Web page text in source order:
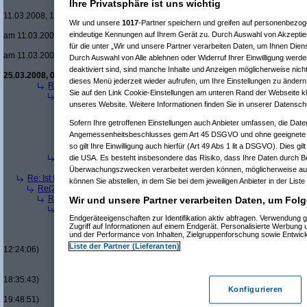
Re(14): Ist für mich ein Benzin- oder
11.03.2008, 18:35:20)
Re(15): Ist für mich ein Benzin-
am 11.03.2008, 18:36:08)
Re(16): Ist für mich ein Benzin-
am 11.03.2008, 18:37:51)
Re(10): Ist für mich ein Benzin- oder ein
25.03.2008, 02:11:58)
Re(3): Ist für mich ein Benzin- oder ein Dieselmotor geeigneter?(
Re(4): Ist für mich ein Benzin- oder ein Dieselmotor geeigneter?(
Re(5): Ist für mich ein Benzin- oder ein Dieselmotor geeigneter?
Re(7): Ist für mich ein Benzin- oder ein Dieselmotor
Re(6): Ist für mich ein Benzin- oder ein Dieselmotor
Re(7): Ist für mich ein Benzin- oder ein Dieselmotor
Re(4): Ist für mich ein Benzin- oder ein Dieselmotor geeigneter?(
Re(5): Ist für mich ein Benzin- oder ein Dieselmotor geeigneter?
Re: Ist für mich ein Benzin- oder ein Dieselmotor geeigneter?(Superfast
Re(2): Ist für mich ein Benzin- oder ein Dieselmotor geeigneter?
Re(3): Ist für mich ein Benzin- oder ein Dieselmotor geeigneter? (
Re(5): Ist für mich ein Benzin- oder ein Dieselmotor geeigneter?
Re(6): Ist für mich ein Benzin- oder ein Dieselmotor
Re(7): Ist für mich ein Benzin- oder ein Dieselmotor
12:24:06)
18:35:43)
Re(10): Ist für mich ein Benzin- oder ein
19:48:51)
Ihre Privatsphäre ist uns wichtig
Wir und unsere 1017-Partner speichern und greifen auf
eindeutige Kennungen auf Ihrem Gerät zu. Durch Auswahl von
für die unter „Wir und unsere Partner verarbeiten Daten, um Ihnen
Durch Auswahl von Alle ablehnen oder Widerruf Ihrer Einwilligung
deaktiviert sind, sind manche Inhalte und Anzeigen möglicherweise
dieses Menü jederzeit wieder aufrufen, um Ihre Einstellungen zu
Sie auf den Link Cookie-Einstellungen am unteren Rand der Webseite
unseres Website. Weitere Informationen finden Sie in unserer
Sofern Ihre getroffenen Einstellungen auch Anbieter umfassen, die
Angemessenheitsbeschlusses gem Art 45 DSGVO und ohne
so gilt Ihre Einwilligung auch hierfür (Art 49 Abs 1 lit a DSGVO). Dies
die USA. Es besteht insbesondere das Risiko, dass Ihre Daten durch
Überwachungszwecken verarbeitet werden können, möglicherweise
können Sie abstellen, in dem Sie bei dem jeweiligen Anbieter in der
Wir und unsere Partner verarbeiten Daten, um
Endgeräteeigenschaften zur Identifikation aktiv abfragen. Verwendung
Zugriff auf Informationen auf einem Endgerät. Personalisierte Werbung
und der Performance von Inhalten, Zielgruppenforschung sowie
Liste der Partner (Lieferanten)
Konfigurieren